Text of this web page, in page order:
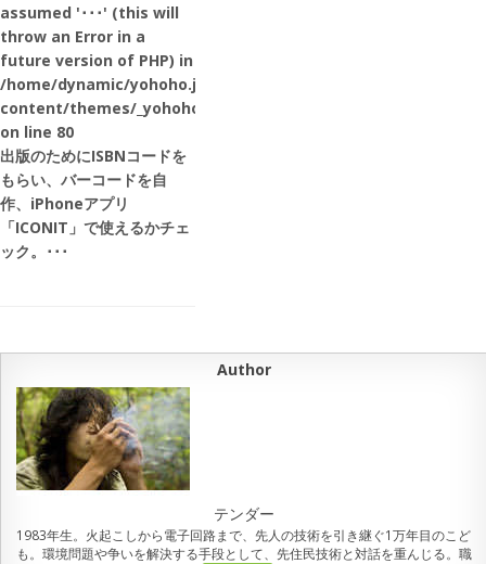
assumed '･･･' (this will
throw an Error in a
future version of PHP) in
/home/dynamic/yohoho.jp/public_html/wp-
content/themes/_yohoho2014/content.php
on line 80
出版のためにISBNコードを
もらい、バーコードを自
作、iPhoneアプリ
「ICONIT」で使えるかチェ
ック。･･･
Author
テンダー
1983年生。火起こしから電子回路まで、先人の技術を引き継ぐ1万年目のこど
も。環境問題や争いを解決する手段として、先住民技術と対話を重んじる。職